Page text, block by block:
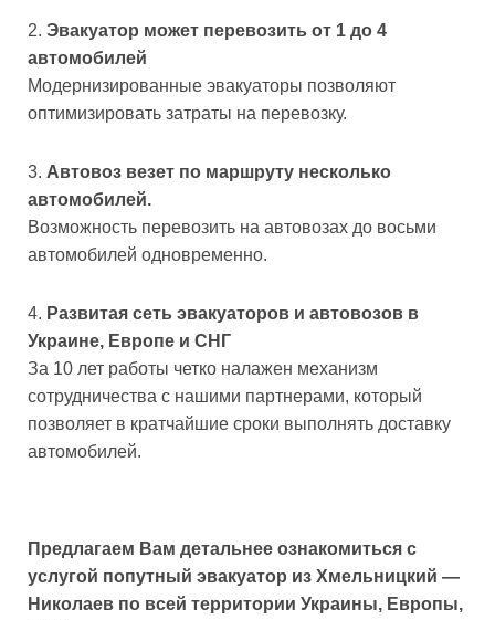
Эвакуатор может перевозить от 1 до 4
автомобилей
Модернизированные эвакуаторы позволяют
оптимизировать затраты на перевозку.
Автовоз везет по маршруту несколько
автомобилей.
Возможность перевозить на автовозах до восьми
автомобилей одновременно.
Развитая сеть эвакуаторов и автовозов в
Украине, Европе и СНГ
За 10 лет работы четко налажен механизм
сотрудничества с нашими партнерами, который
позволяет в кратчайшие сроки выполнять доставку
автомобилей.
Предлагаем Вам детальнее ознакомиться с
услугой попутный эвакуатор из Хмельницкий —
Николаев по всей территории Украины, Европы,